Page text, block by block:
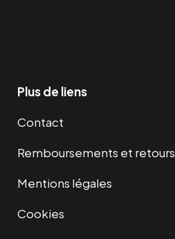
Plus de liens
Contact
Remboursements et retours
Mentions légales
Cookies